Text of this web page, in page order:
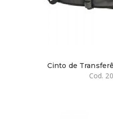
Cinto de
Cod.